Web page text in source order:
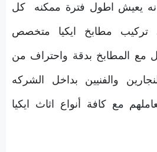
انه يعيش اطول فترة ممكنه كل
تركيب مطابخ ايكيا متخصص
مع المطابخ بدقة واحتراف من
والفنيين بداخل الشركه
مع كافة أنواع اثاث ايكيا